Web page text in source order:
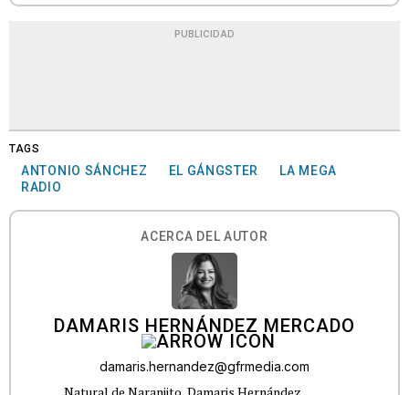
PUBLICIDAD
TAGS
ANTONIO SÁNCHEZ EL GÁNGSTER
LA MEGA
RADIO
ACERCA DEL AUTOR
DAMARIS HERNÁNDEZ MERCADO
damaris.hernandez@gfrmedia.com